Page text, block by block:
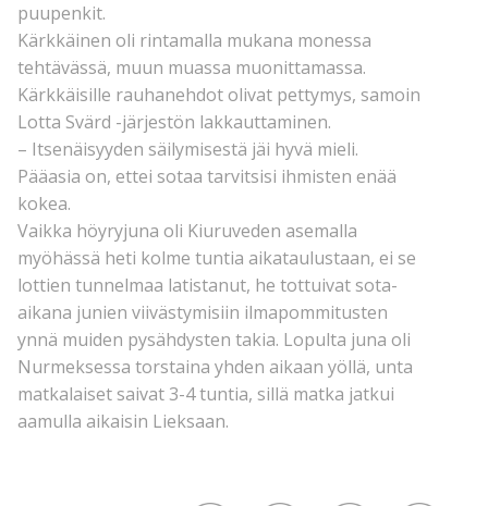
puupenkit.
Kärkkäinen oli rintamalla mukana monessa
tehtävässä, muun muassa muonittamassa.
Kärkkäisille rauhanehdot olivat pettymys, samoin
Lotta Svärd -järjestön lakkauttaminen.
– Itsenäisyyden säilymisestä jäi hyvä mieli.
Pääasia on, ettei sotaa tarvitsisi ihmisten enää
kokea.
Vaikka höyryjuna oli Kiuruveden asemalla
myöhässä heti kolme tuntia aikataulustaan, ei se
lottien tunnelmaa latistanut, he tottuivat sota-
aikana junien viivästymisiin ilmapommitusten
ynnä muiden pysähdysten takia. Lopulta juna oli
Nurmeksessa torstaina yhden aikaan yöllä, unta
matkalaiset saivat 3-4 tuntia, sillä matka jatkui
aamulla aikaisin Lieksaan.